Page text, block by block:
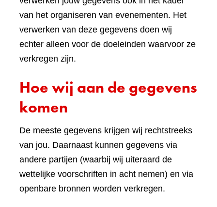
van het organiseren van evenementen. Het
verwerken van deze gegevens doen wij
echter alleen voor de doeleinden waarvoor ze
verkregen zijn.
Hoe wij aan de gegevens
komen
De meeste gegevens krijgen wij rechtstreeks
van jou. Daarnaast kunnen gegevens via
andere partijen (waarbij wij uiteraard de
wettelijke voorschriften in acht nemen) en via
openbare bronnen worden verkregen.